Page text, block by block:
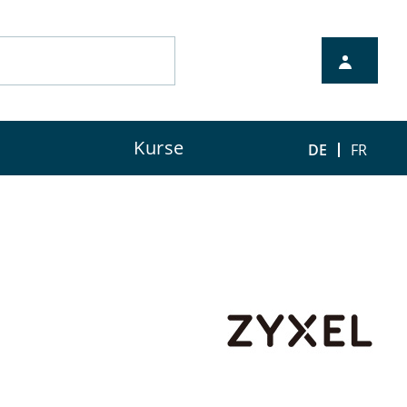
Kurse DE FR
Vertriebspartner.